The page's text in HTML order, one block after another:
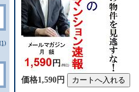
価格1,590円